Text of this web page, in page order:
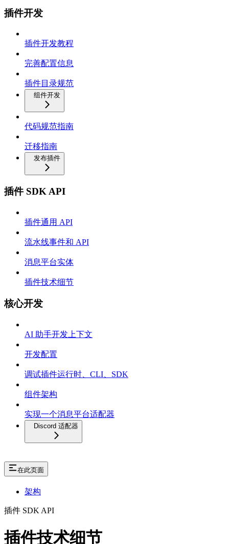
插件开发
插件开发教程
完善配置信息
插件目录规范
组件开发
代码规范指南
迁移指南
发布插件
插件 SDK API
插件通用 API
流水线事件和 API
消息平台实体
插件技术细节
核心开发
AI 助手开发上下文
开发配置
调试插件运行时、CLI、SDK
组件架构
实现一个消息平台适配器
Discord 适配器
在此页面
架构
插件 SDK API
插件技术细节